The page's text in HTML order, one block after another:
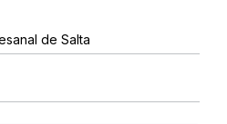
de Salta